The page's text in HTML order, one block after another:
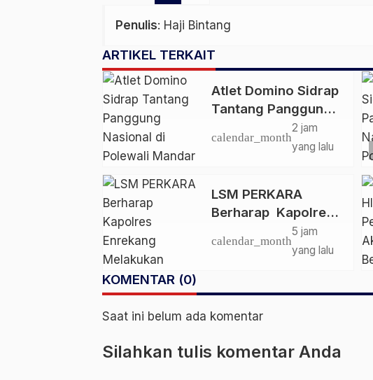
Penulis: Haji Bintang
ARTIKEL TERKAIT
Atlet Domino Sidrap
Tantang Panggung
Nasional di Polewali
Mandar 2026
calendar_month
2 jam
yang lalu
LSM PERKARA
Berharap Kapolres
Enrekang Melakukan
Penindakan
elpiji 3 kg Di
calendar_month
5 jam
yang lalu
KOMENTAR (0)
Saat ini belum ada komentar
Silahkan tulis komentar Anda